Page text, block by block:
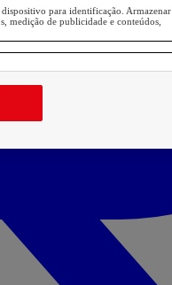
para identificação. Armazenar
medição de publicidade e conteúdos,